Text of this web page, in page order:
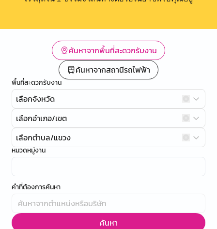
ค้นหาจากพื้นที่สะดวกรับงาน
ค้นหาจากสถานีรถไฟฟ้า
พื้นที่สะดวกรับงาน
เลือกจังหวัด
เลือกอำเภอ/เขต
เลือกตำบล/แขวง
หมวดหมู่งาน
คำที่ต้องการค้นหา
ค้นหา